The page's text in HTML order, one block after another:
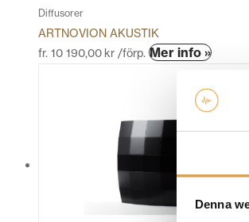
Denna
Diffusorer
ARTNOVION AKUSTIK
fr. 10 190,00 kr /förp. Mer info »Den
här
har
olika